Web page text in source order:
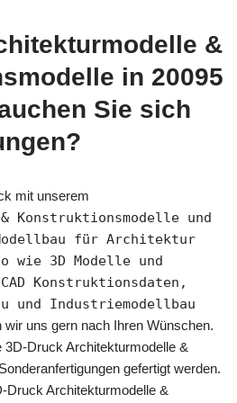
&
in 20095
Sie sich
mit unserem
Konstruktionsmodelle und
für Architektur
wie 3D Modelle und
Konstruktionsdaten,
und Industriemodellbau
wir uns gern nach Ihren Wünschen.
3D-Druck Architekturmodelle &
gefertigt werden.
Druck Architekturmodelle &